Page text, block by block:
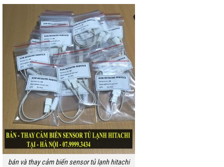
bán và thay cảm biến sensor tủ lạnh hitachi